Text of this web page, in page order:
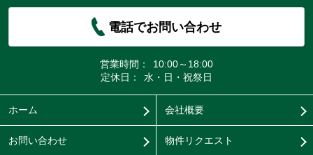
電話でお問い合わせ
営業時間：
10:00～18:00
定休日：
水・日・祝祭日
ホーム 会社概要
お問い合わせ 物件リクエスト